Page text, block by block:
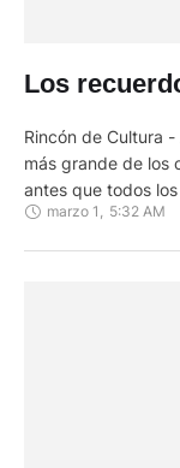
Los
Rincón de Cultura
más grande de los
antes que todos
joven, soñador y
marzo 1 , 5:32 AM